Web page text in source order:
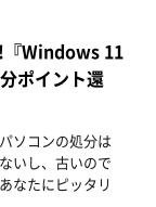
『Windows 11
ポイント還
ソコンの処分は
いし、古いので
なたにピッタリ